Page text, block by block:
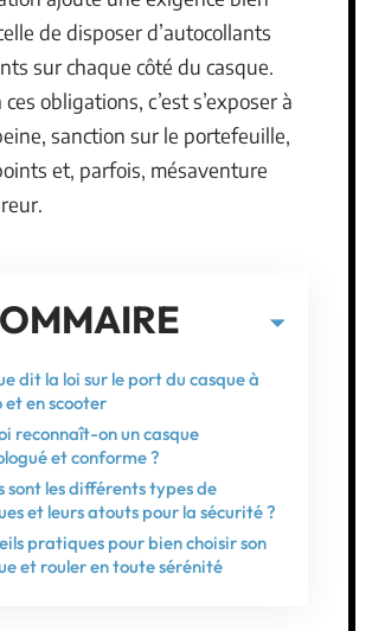
de disposer d’autocollants
sur chaque côté du casque.
obligations, c’est s’exposer à
sanction sur le portefeuille,
et, parfois, mésaventure
dit la loi sur le port du casque à
et en scooter
reconnaît-on un casque
et conforme ?
sont les différents types de
et leurs atouts pour la sécurité ?
pratiques pour bien choisir son
et rouler en toute sérénité